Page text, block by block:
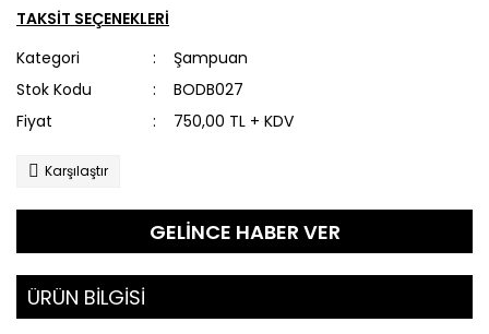
TAKSİT SEÇENEKLERİ
Kategori
Şampuan
Stok Kodu
BODB027
Fiyat
750,00 TL + KDV
Karşılaştır
GELİNCE HABER VER
ÜRÜN BİLGİSİ